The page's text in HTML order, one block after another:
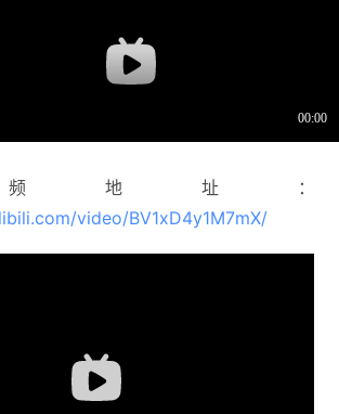
地址：
video/BV1xD4y1M7mX/